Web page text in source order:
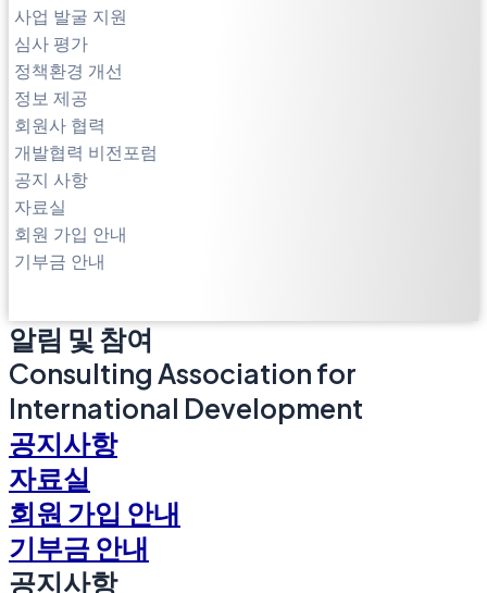
사업 발굴 지원
심사 평가
정책환경 개선
정보 제공
회원사 협력
개발협력 비전포럼
공지 사항
자료실
회원 가입 안내
기부금 안내
알림 및 참여
Consulting Association for
International Development
공지사항
자료실
회원 가입 안내
기부금 안내
공지사항